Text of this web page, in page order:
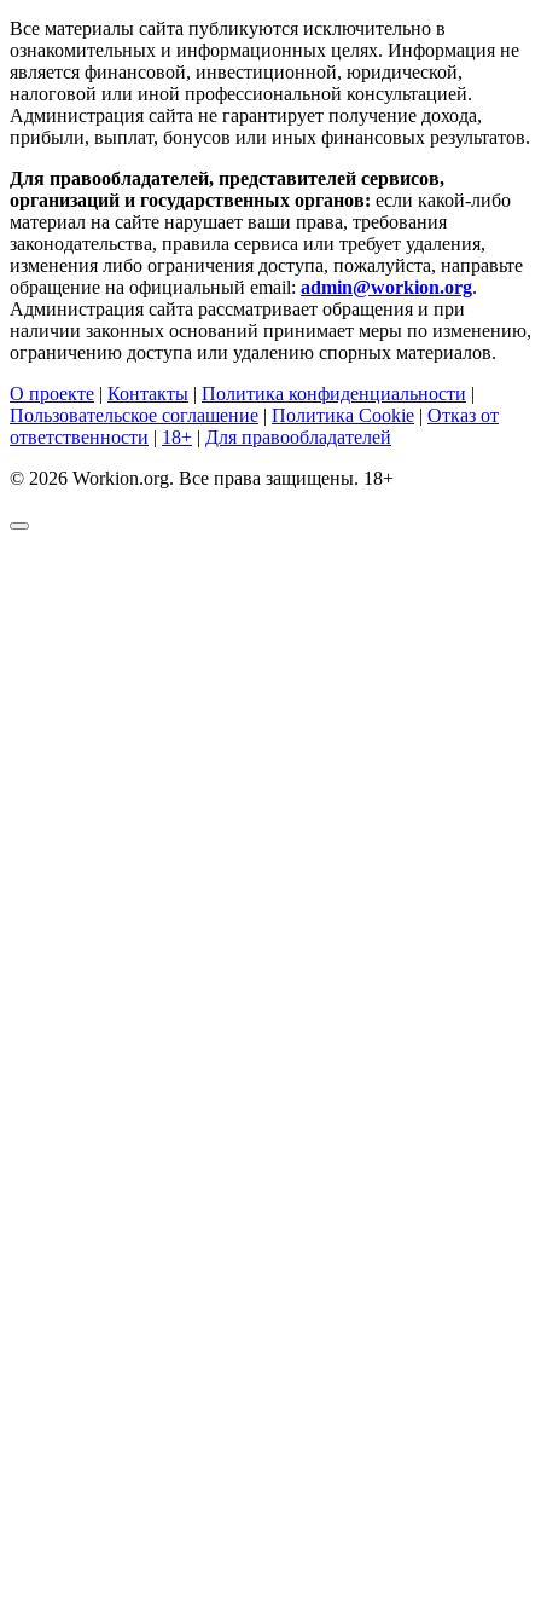
Все материалы сайта публикуются исключительно в
ознакомительных и информационных целях. Информация не
является финансовой, инвестиционной, юридической,
налоговой или иной профессиональной консультацией.
Администрация сайта не гарантирует получение дохода,
прибыли, выплат, бонусов или иных финансовых результатов.
Для правообладателей, представителей сервисов,
организаций и государственных органов: если какой-либо
материал на сайте нарушает ваши права, требования
законодательства, правила сервиса или требует удаления,
изменения либо ограничения доступа, пожалуйста, направьте
обращение на официальный email: admin@workion.org.
Администрация сайта рассматривает обращения и при
наличии законных оснований принимает меры по изменению,
ограничению доступа или удалению спорных материалов.
О проекте | Контакты | Политика конфиденциальности |
Пользовательское соглашение | Политика Cookie | Отказ от
ответственности | 18+ | Для правообладателей
© 2026 Workion.org. Все права защищены. 18+